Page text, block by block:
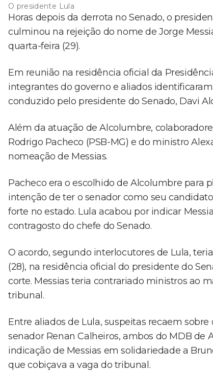
O presidente Lula
Horas depois da derrota no Senado, o
culminou na rejeição do nome de Jorge
quarta-feira (29).
Em reunião na residência oficial da
integrantes do governo e aliados
conduzido pelo presidente do Senado, Davi
Além da atuação de Alcolumbre,
Rodrigo Pacheco (PSB-MG) e do ministro
nomeação de Messias.
Pacheco era o escolhido de Alcolumbre para
intenção de ter o senador como seu
forte no estado. Lula acabou por indicar
contragosto do chefe do Senado.
O acordo, segundo interlocutores de Lula,
(28), na residência oficial do presidente do
corte. Messias teria contrariado ministros ao
tribunal.
Entre aliados de Lula, suspeitas recaem
senador Renan Calheiros, ambos do MDB de
indicação de Messias em solidariedade a
que cobiçava a vaga do tribunal.